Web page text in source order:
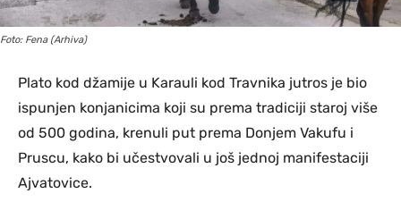
Foto: Fena (Arhiva)
Plato kod džamije u Karauli kod Travnika jutros je bio
ispunjen konjanicima koji su prema tradiciji staroj više
od 500 godina, krenuli put prema Donjem Vakufu i
Pruscu, kako bi učestvovali u još jednoj manifestaciji
Ajvatovice.